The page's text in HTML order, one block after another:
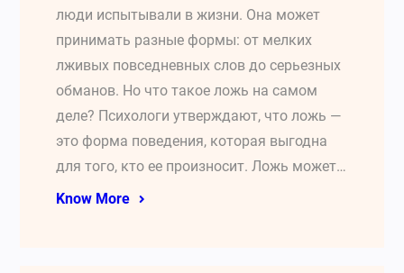
люди испытывали в жизни. Она может
принимать разные формы: от мелких
лживых повседневных слов до серьезных
обманов. Но что такое ложь на самом
деле? Психологи утверждают, что ложь —
это форма поведения, которая выгодна
для того, кто ее произносит. Ложь может…
Know More